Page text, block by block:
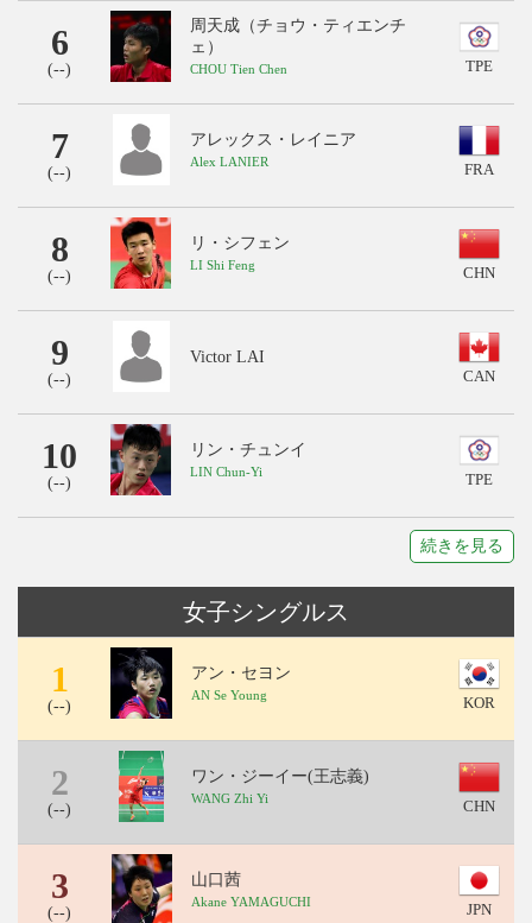
6
(--)
周天成（チョウ・ティエンチ
ェ）
CHOU Tien Chen TPE
7
(--)
アレックス・レイニア
Alex LANIER FRA
8
(--)
リ・シフェン
LI Shi Feng CHN
9
(--)
Victor LAI
CAN
10
(--)
リン・チュンイ
LIN Chun-Yi TPE
続きを見る
女子シングルス
1
(--)
アン・セヨン
AN Se Young KOR
2
(--)
ワン・ジーイー(王志義)
WANG Zhi Yi CHN
3
(--)
山口茜
Akane YAMAGUCHI JPN